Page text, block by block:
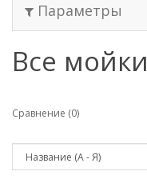
Параметры
Все мойки
Сравнение (0)